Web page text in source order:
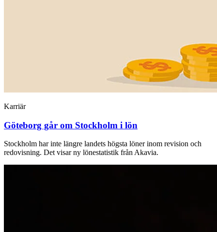
Karriär
Göteborg går om Stockholm i lön
Stockholm har inte längre landets högsta löner inom revision och
redovisning. Det visar ny lönestatistik från Akavia.